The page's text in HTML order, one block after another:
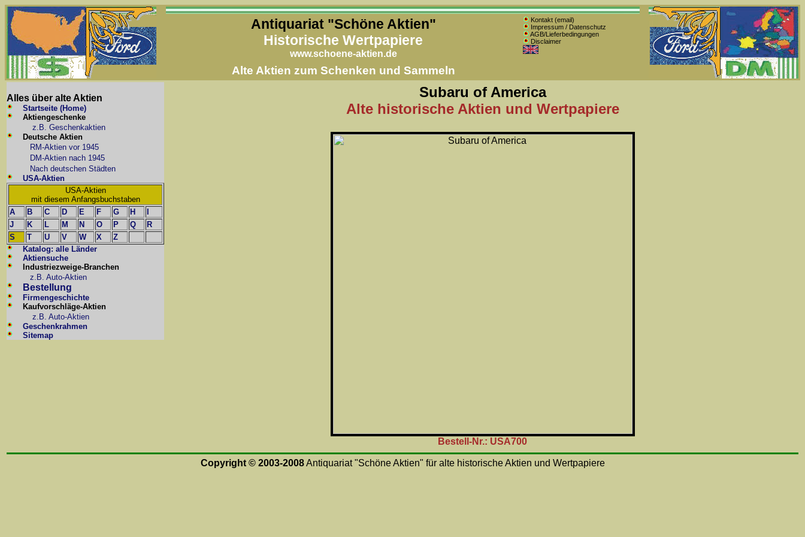
Antiquariat "Schöne Aktien"
Historische Wertpapiere
www.schoene-aktien.de
Kontakt (email)
Impressum / Datenschutz
AGB/Lieferbedingungen
Disclaimer
Alte Aktien zum Schenken und Sammeln
Alles über alte Aktien
Startseite (Home)
Aktiengeschenke
z.B. Geschenkaktien
Deutsche Aktien
RM-Aktien vor 1945
DM-Aktien nach 1945
Nach deutschen Städten
USA-Aktien
USA-Aktien
mit diesem Anfangsbuchstaben
A
B C D E F G H
J
K L M N O P Q
R
S
T U V W X
Z
Katalog: alle Länder
Aktiensuche
Industriezweige-Branchen
z.B. Auto-Aktien
Bestellung
Firmengeschichte
Kaufvorschläge-Aktien
z.B. Auto-Aktien
Geschenkrahmen
Sitemap
Subaru of America
Alte historische Aktien und Wertpapiere
Bestell-Nr.: USA700
Copyright © 2003-2008Antiquariat "Schöne Aktien" für alte historische Aktien und Wertpapiere